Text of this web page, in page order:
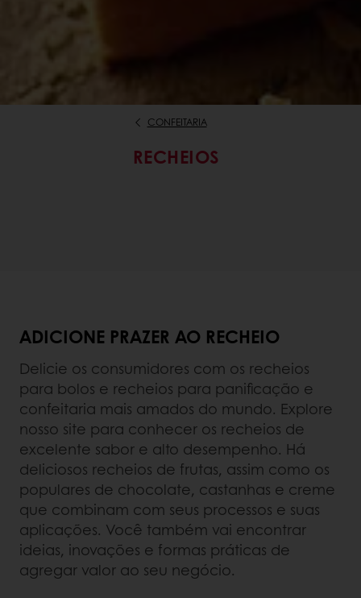
CONFEITARIA
RECHEIOS
ADICIONE PRAZER AO RECHEIO
Delicie os consumidores com os recheios
para bolos e recheios para panificação e
confeitaria mais amados do mundo. Explore
nosso site para conhecer os recheios de
excelente sabor e alto desempenho. Há
deliciosos recheios de frutas, assim como os
populares de chocolate, castanhas e creme
que combinam com seus processos e suas
aplicações. Você também vai encontrar
ideias, inovações e formas práticas de
agregar valor ao seu negócio.